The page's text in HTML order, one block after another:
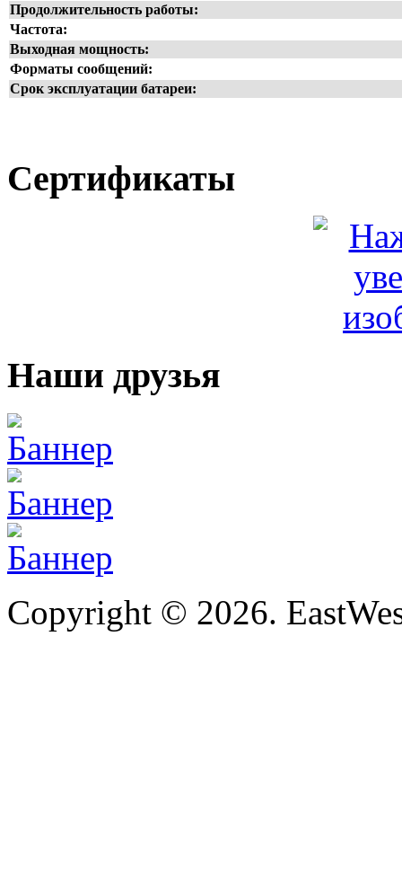
Продолжительность работы:
Частота:
Выходная мощность:
Форматы сообщений:
Срок эксплуатации батареи:
Сертификаты
Наши друзья
Copyright © 2026.